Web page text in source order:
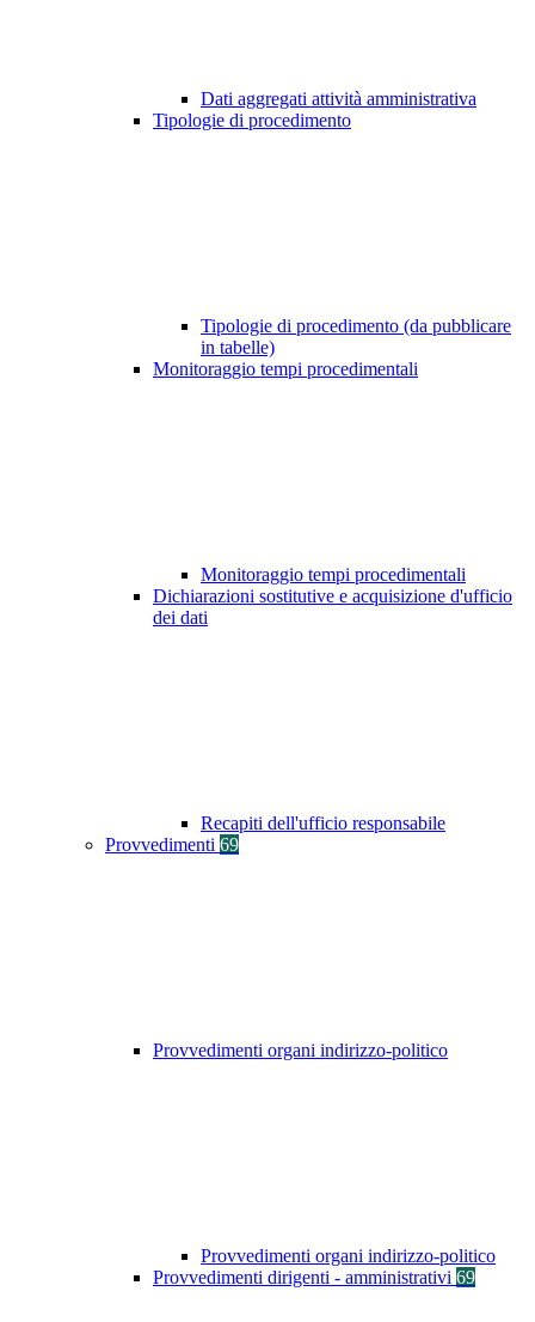
Dati aggregati attività amministrativa
Tipologie di procedimento
Tipologie di procedimento (da pubblicare
in tabelle)
Monitoraggio tempi procedimentali
Monitoraggio tempi procedimentali
Dichiarazioni sostitutive e acquisizione d'ufficio
dei dati
Recapiti dell'ufficio responsabile
Provvedimenti 69
Provvedimenti organi indirizzo-politico
Provvedimenti organi indirizzo-politico
Provvedimenti dirigenti - amministrativi 69